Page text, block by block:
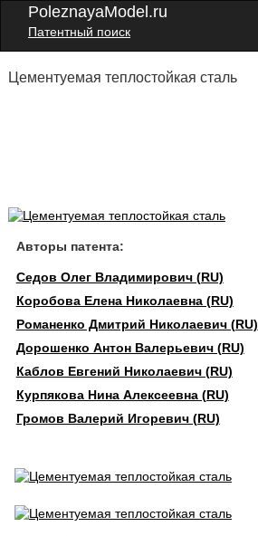
PoleznayaModel.ru
Патентный поиск
Цементуемая теплостойкая сталь
Авторы патента:
Седов Олег Владимирович (RU)
Коробова Елена Николаевна (RU)
Романенко Дмитрий Николаевич (RU)
Дорошенко Антон Валерьевич (RU)
Каблов Евгений Николаевич (RU)
Курпякова Нина Алексеевна (RU)
Громов Валерий Игоревич (RU)